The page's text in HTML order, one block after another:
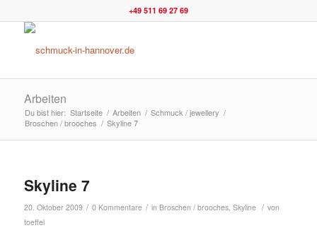
+49 511 69 27 69
Arbeiten
Du bist hier: Startseite / Arbeiten / Schmuck / jewellery /
Broschen / brooches / Skyline 7
Skyline 7
20. Oktober 2009 / 0 Kommentare / in Broschen / brooches, Skyline / von
toeffel